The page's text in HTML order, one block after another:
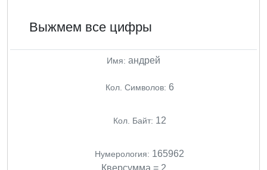
Выжмем все цифры
Имя: андрей
Кол. Символов: 6
Кол. Байт: 12
Нумерология: 165962
Кверсумма = 2